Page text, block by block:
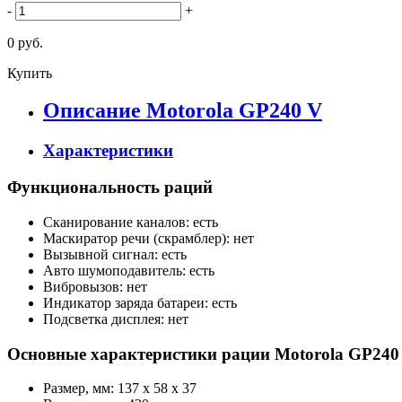
-
+
0 руб.
Купить
Описание Motorola GP240 V
Характеристики
Функциональность раций
Сканирование каналов: есть
Маскиратор речи (скрамблер): нет
Вызывной сигнал: есть
Авто шумоподавитель: есть
Вибровызов: нет
Индикатор заряда батареи: есть
Подсветка дисплея: нет
Основные характеристики рации Motorola
Размер, мм: 137 х 58 х 37